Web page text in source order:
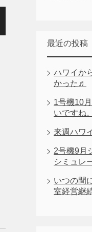
最近の投稿
ハワイか
かった♬
1号機10
いですね
来週ハワ
2号機9月
シミュレ
いつの間
室経営継